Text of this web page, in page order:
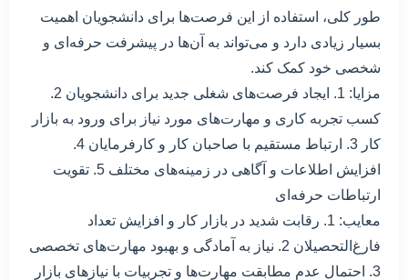
طور کلی، استفاده از این فرصت‌ها برای دانشجویان اهمیت
بسیار زیادی دارد و می‌تواند به آن‌ها در پیشرفت حرفه‌ای و
شخصی خود کمک کند.
مزایا: 1. ایجاد فرصت‌های شغلی جدید برای دانشجویان 2.
کسب تجربه کاری و مهارت‌های مورد نیاز برای ورود به بازار
کار 3. ارتباط مستقیم با صاحبان کار و کارفرمایان 4.
افزایش اطلاعات و آگاهی در زمینه‌های مختلف 5. تقویت
ارتباطات حرفه‌ای
معایب: 1. رقابت شدید در بازار کار و افزایش تعداد
فارغ‌التحصیلان 2. نیاز به آمادگی و بهبود مهارت‌های تخصصی
3. احتمال عدم مطابقت مهارت‌ها و تجربیات با نیازهای بازار